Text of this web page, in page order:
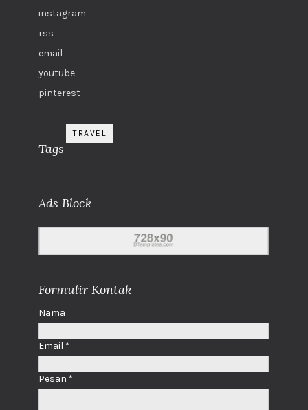
instagram
rss
email
youtube
pinterest
Tags
TRAVEL
Ads Block
Formulir Kontak
Nama
Email *
Pesan *